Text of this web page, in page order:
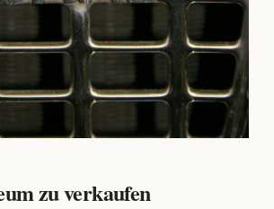
zu verkaufen